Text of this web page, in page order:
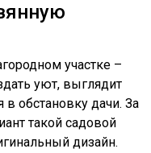
участке –
уют, выглядит
обстановку дачи. За
такой садовой
дизайн.